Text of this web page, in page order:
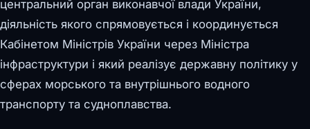
центральний орган виконавчої влади України,
діяльність якого спрямовується і координується
Кабінетом Міністрів України через Міністра
інфраструктури і який реалізує державну політику у
сферах морського та внутрішнього водного
транспорту та судноплавства.